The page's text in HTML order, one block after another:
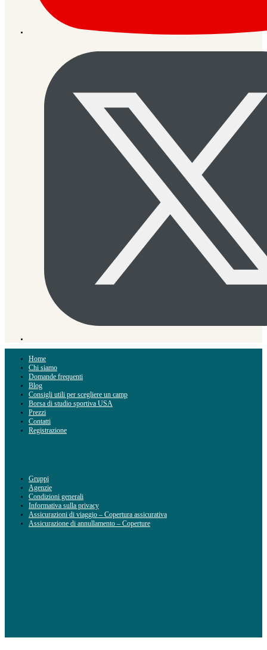
Home
Chi siamo
Domande frequenti
Blog
Consigli utili per scegliere un camp
Borsa di studio sportiva USA
Prezzi
Contatti
Registrazione
Gruppi
Agenzie
Condizioni generali
Informativa sulla privacy
Assicurazioni di viaggio – Copertura assicurativa
Assicurazione di annullamento – Coperture